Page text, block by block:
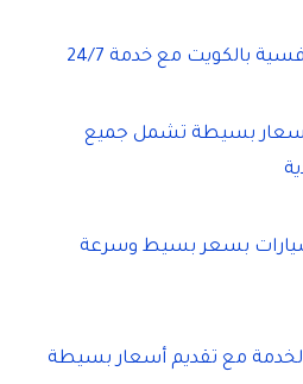
بالكويت مع خدمة 24/7
بسيطة تشمل جميع
بسعر بسيط وسرعة
مع تقديم أسعار بسيطة